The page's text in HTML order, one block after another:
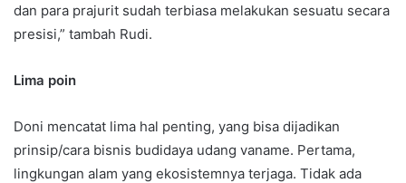
dan para prajurit sudah terbiasa melakukan sesuatu secara
presisi,” tambah Rudi.
Lima poin
Doni mencatat lima hal penting, yang bisa dijadikan
prinsip/cara bisnis budidaya udang vaname. Pertama,
lingkungan alam yang ekosistemnya terjaga. Tidak ada